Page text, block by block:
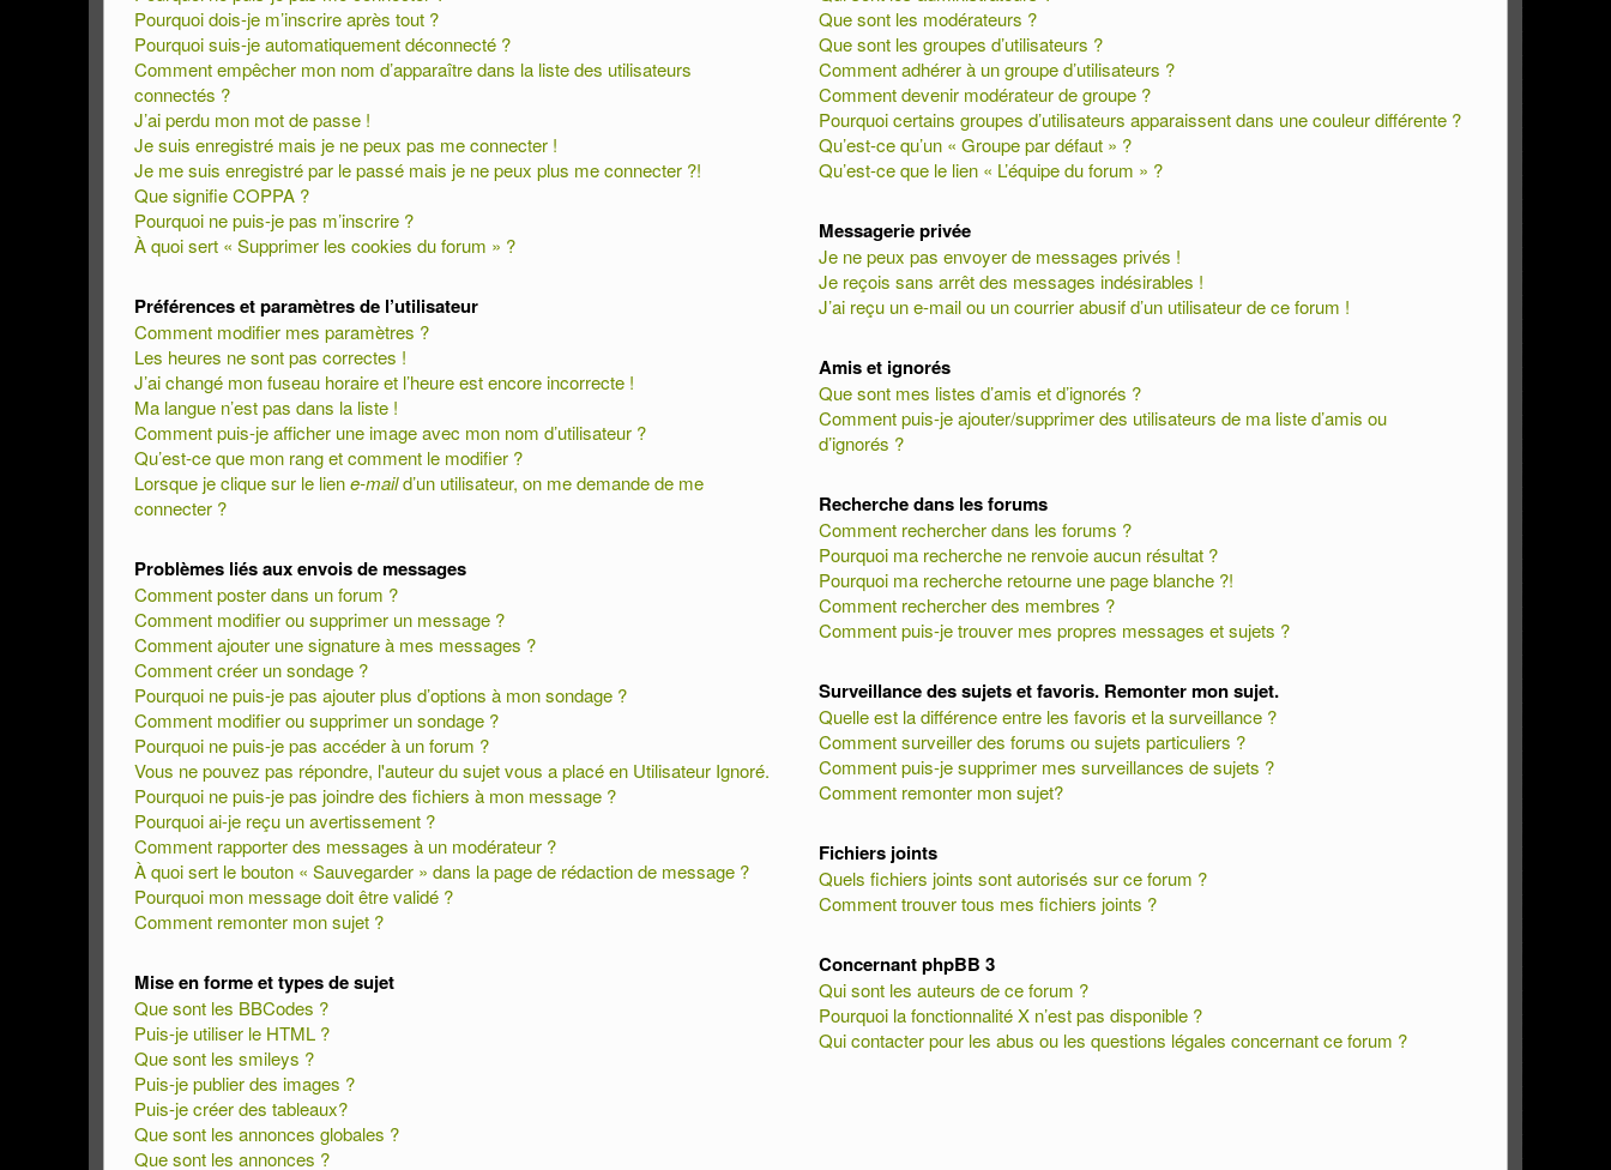
Pourquoi dois-je m’inscrire après tout ?
Pourquoi suis-je automatiquement déconnecté ?
Comment empêcher mon nom d’apparaître dans la liste des utilisateurs
connectés ?
J’ai perdu mon mot de passe !
Je suis enregistré mais je ne peux pas me connecter !
Je me suis enregistré par le passé mais je ne peux plus me connecter ?!
Que signifie COPPA ?
Pourquoi ne puis-je pas m’inscrire ?
À quoi sert « Supprimer les cookies du forum » ?
Préférences et paramètres de l’utilisateur
Comment modifier mes paramètres ?
Les heures ne sont pas correctes !
J’ai changé mon fuseau horaire et l’heure est encore incorrecte !
Ma langue n’est pas dans la liste !
Comment puis-je afficher une image avec mon nom d’utilisateur ?
Qu’est-ce que mon rang et comment le modifier ?
Lorsque je clique sur le liene-maild’un utilisateur, on me demande de me
connecter ?
Problèmes liés aux envois de messages
Comment poster dans un forum ?
Comment modifier ou supprimer un message ?
Comment ajouter une signature à mes messages ?
Comment créer un sondage ?
Pourquoi ne puis-je pas ajouter plus d’options à mon sondage ?
Comment modifier ou supprimer un sondage ?
Pourquoi ne puis-je pas accéder à un forum ?
Vous ne pouvez pas répondre, l'auteur du sujet vous a placé en Utilisateur Ignoré.
Pourquoi ne puis-je pas joindre des fichiers à mon message ?
Pourquoi ai-je reçu un avertissement ?
Comment rapporter des messages à un modérateur ?
À quoi sert le bouton « Sauvegarder » dans la page de rédaction de message ?
Pourquoi mon message doit être validé ?
Comment remonter mon sujet ?
Mise en forme et types de sujet
Que sont les BBCodes ?
Puis-je utiliser le HTML ?
Que sont les smileys ?
Puis-je publier des images ?
Puis-je créer des tableaux?
Que sont les annonces globales ?
Que sont les annonces ?
Que sont les modérateurs ?
Que sont les groupes d’utilisateurs ?
Comment adhérer à un groupe d’utilisateurs ?
Comment devenir modérateur de groupe ?
Pourquoi certains groupes d’utilisateurs apparaissent dans une couleur différente ?
Qu’est-ce qu’un « Groupe par défaut » ?
Qu’est-ce que le lien « L’équipe du forum » ?
Messagerie privée
Je ne peux pas envoyer de messages privés !
Je reçois sans arrêt des messages indésirables !
J’ai reçu un e-mail ou un courrier abusif d’un utilisateur de ce forum !
Amis et ignorés
Que sont mes listes d’amis et d’ignorés ?
Comment puis-je ajouter/supprimer des utilisateurs de ma liste d’amis ou
d’ignorés ?
Recherche dans les forums
Comment rechercher dans les forums ?
Pourquoi ma recherche ne renvoie aucun résultat ?
Pourquoi ma recherche retourne une page blanche ?!
Comment rechercher des membres ?
Comment puis-je trouver mes propres messages et sujets ?
Surveillance des sujets et favoris. Remonter mon sujet.
Quelle est la différence entre les favoris et la surveillance ?
Comment surveiller des forums ou sujets particuliers ?
Comment puis-je supprimer mes surveillances de sujets ?
Comment remonter mon sujet?
Fichiers joints
Quels fichiers joints sont autorisés sur ce forum ?
Comment trouver tous mes fichiers joints ?
Concernant phpBB 3
Qui sont les auteurs de ce forum ?
Pourquoi la fonctionnalité X n’est pas disponible ?
Qui contacter pour les abus ou les questions légales concernant ce forum ?